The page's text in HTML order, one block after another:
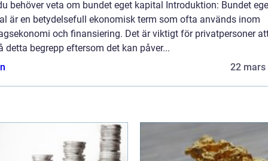
behöver veta om bundet eget kapital Introduktion: Bundet
är en betydelsefull ekonomisk term som ofta används inom
och finansiering. Det är viktigt för privatpersoner
detta begrepp eftersom det kan påver...
22 mars